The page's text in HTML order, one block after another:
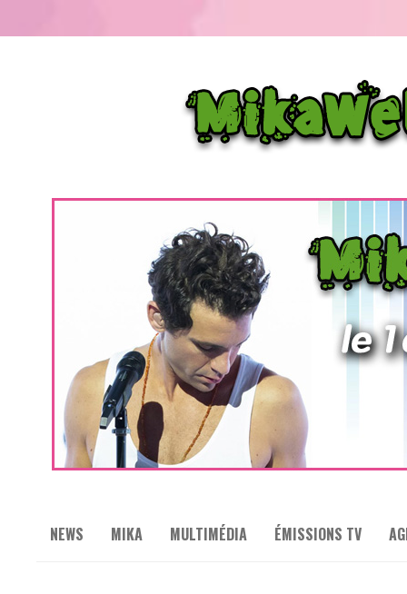
NEWS MIKA MULTIMÉDIA ÉMISSIONS TV